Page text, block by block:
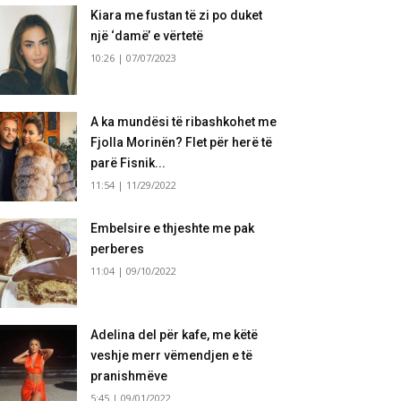
Kiara me fustan të zi po duket
një ‘damë’ e vërtetë
10:26 | 07/07/2023
A ka mundësi të ribashkohet me
Fjolla Morinën? Flet për herë të
parë Fisnik...
11:54 | 11/29/2022
Embelsire e thjeshte me pak
perberes
11:04 | 09/10/2022
Adelina del për kafe, me këtë
veshje merr vëmendjen e të
pranishmëve
5:45 | 09/01/2022